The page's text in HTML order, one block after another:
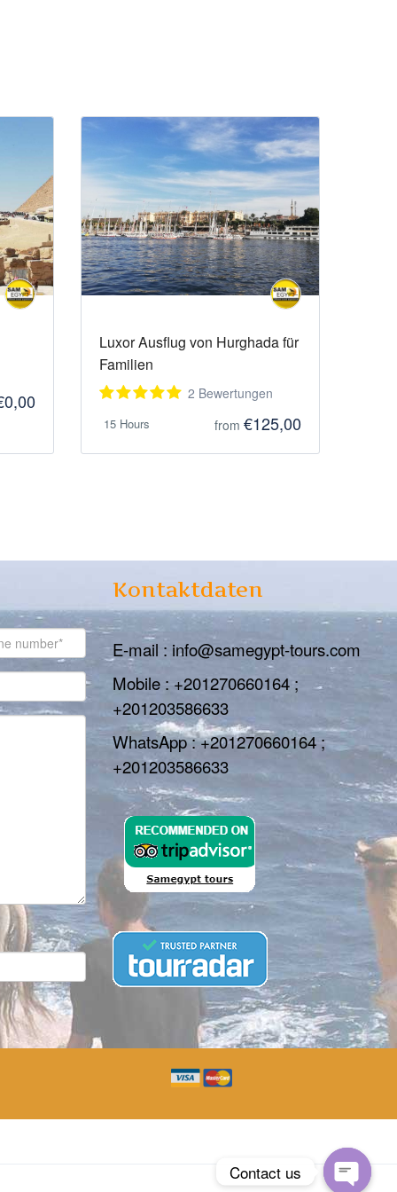
Luxor Ausflug von Hurghada für
Familien
2 Bewertungen
15 Hours from €125,00
Kontaktdaten
E-mail : info@samegypt-tours.com
Mobile : +201270660164 ;
+201203586633
WhatsApp : +201270660164 ;
+201203586633
Contact us